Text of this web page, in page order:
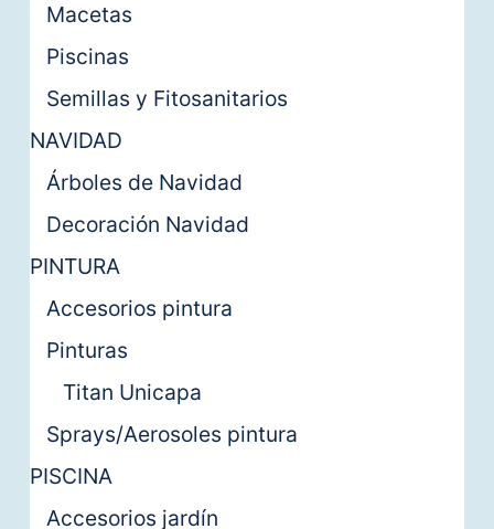
Macetas
Piscinas
Semillas y Fitosanitarios
NAVIDAD
Árboles de Navidad
Decoración Navidad
PINTURA
Accesorios pintura
Pinturas
Titan Unicapa
Sprays/Aerosoles pintura
PISCINA
Accesorios jardín